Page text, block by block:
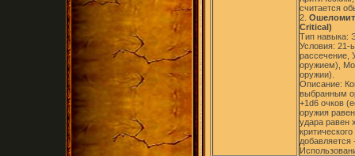
считается
2.
Critical)
Тип навыка:
Условия: 21-
рассечение,
оружием),
оружии).
Описание:
выбранным
+1d6 очков
оружия
удара равен
добавляется